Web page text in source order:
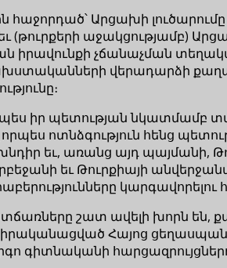
Արցախի լուծարումը
(թուրքերի աջակցությամբ)
իրավունքի չճանաչման
վերադարձի
իր պետության նկատմամբ
ոտնձգություն հենց
եւ, առանց այդ պայմանի,
եւ Թուրքիայի
կարգավորելու
շատ ավելի խորն են,
Հայոց
գիտնականի